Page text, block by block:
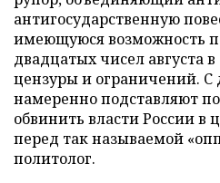
антигосударственную
имеющуюся возможность
двадцатых чисел августа
цензуры и ограничений. С
намеренно подставляют
обвинить власти России в
перед так называемой
политолог.